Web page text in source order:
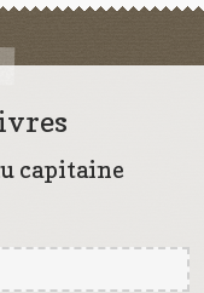
capitaine